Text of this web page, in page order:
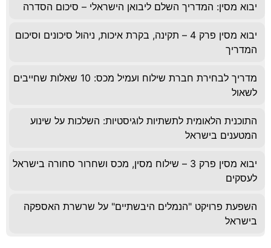
יבוא מסין: המדריך השלם ליבואן הישראלי – סיכום הסדרה
יבוא מסין פרק 4 – תקינה, בקרת איכות, ניהול סיכונים וסיכום
המדריך
מדריך לבחירת חברת שילוח ועמיל מכס: 10 שאלות שחייבים
לשאול
התוכנית הלאומית לתשתיות לוגיסטיות: השלכות על שינוע
המטענים בישראל
יבוא מסין פרק 3 – שילוח מסין, מכס ושחרור סחורה בישראל
לעסקים
השפעת פרויקט "הנמלים היבשתיים" על שרשרת האספקה
בישראל